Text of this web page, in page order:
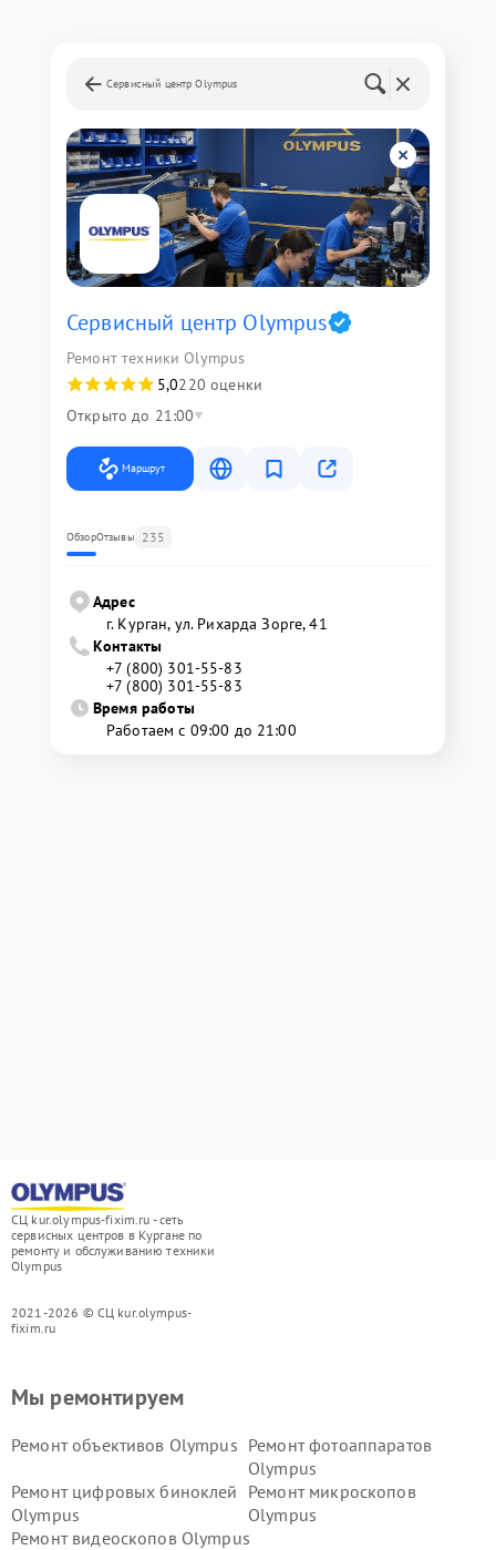
Сервисный центр Olympus
Сервисный центр Olympus
Ремонт техники Olympus
5,0220 оценки
Открыто до 21:00
Маршрут
ОбзорОтзывы 235
Адрес
г. Курган, ул. Рихарда Зорге, 41
Контакты
+7 (800) 301-55-83
+7 (800) 301-55-83
Время работы
Работаем с 09:00 до 21:00
СЦ kur.olympus-fixim.ru - сеть
сервисных центров в Кургане по
ремонту и обслуживанию техники
Olympus
2021-2026 © СЦ kur.olympus-
fixim.ru
Мы ремонтируем
Ремонт объективов Olympus Ремонт фотоаппаратов
Olympus
Ремонт цифровых биноклей
Olympus
Ремонт микроскопов
Olympus
Ремонт видеоскопов Olympus